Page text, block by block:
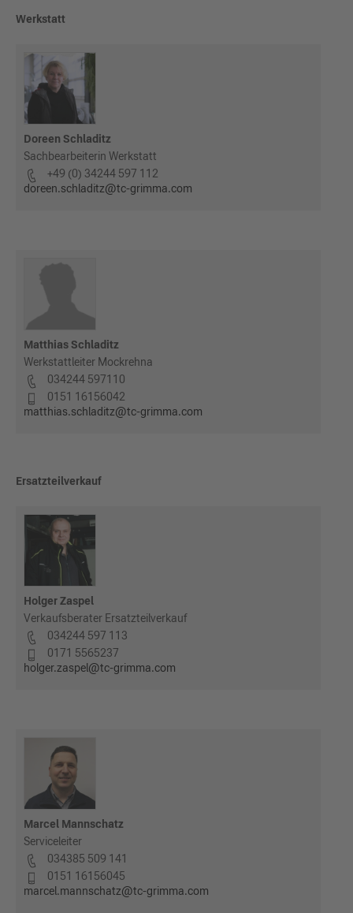
Werkstatt
Doreen Schladitz
Sachbearbeiterin Werkstatt
+49 (0) 34244 597 112
doreen.schladitz@tc-grimma.com
Matthias Schladitz
Werkstattleiter Mockrehna
034244 597110
0151 16156042
matthias.schladitz@tc-grimma.com
Ersatzteilverkauf
Holger Zaspel
Verkaufsberater Ersatzteilverkauf
034244 597 113
0171 5565237
holger.zaspel@tc-grimma.com
Marcel Mannschatz
Serviceleiter
034385 509 141
0151 16156045
marcel.mannschatz@tc-grimma.com